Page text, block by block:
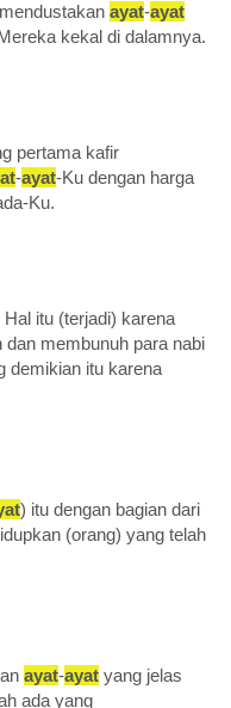
ayat-ayat
kekal di dalamnya.
pertama kafir
-ayat-Ku dengan harga
Ku.
itu (terjadi) karena
dan membunuh para nabi
demikian itu karena
) itu dengan bagian dari
(orang) yang telah
ayat-ayat yang jelas
ada yang